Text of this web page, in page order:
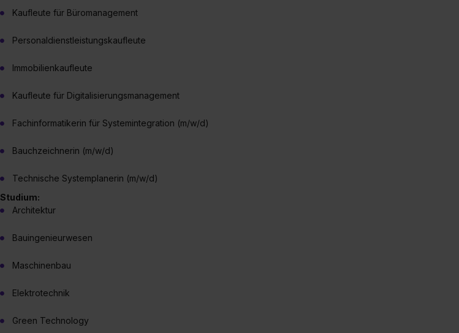
Kaufleute für Büromanagement
Personaldienstleistungskaufleute
Immobilienkaufleute
Kaufleute für Digitalisierungsmanagement
Fachinformatikerin für Systemintegration (m/w/d)
Bauchzeichnerin (m/w/d)
Technische Systemplanerin (m/w/d)
Studium:
Architektur
Bauingenieurwesen
Maschinenbau
Elektrotechnik
Green Technology